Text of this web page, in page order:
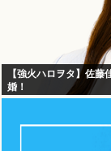
【強火ハロヲタ】佐
婚！